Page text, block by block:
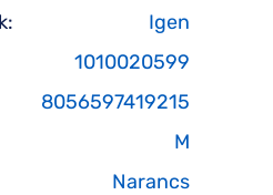
Igen
1010020599
8056597419215
M
Narancs